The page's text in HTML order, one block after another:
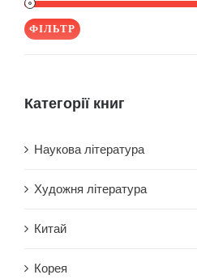
ФІЛЬТР
Категорії книг
Наукова література
Художня література
Китай
Корея